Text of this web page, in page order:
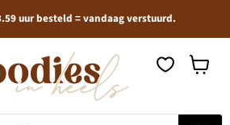
uur besteld = vandaag verstuurd.